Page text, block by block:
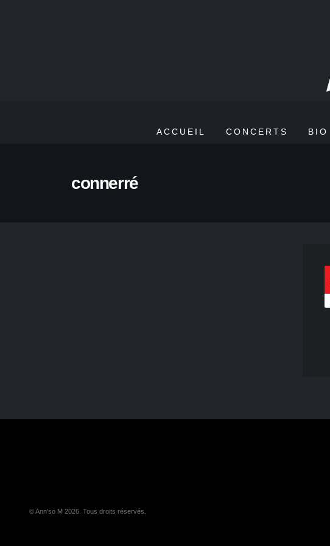
ACCUEIL CONCERTS BIO
connerré
© Ann'so M 2026. Tous droits réservés.